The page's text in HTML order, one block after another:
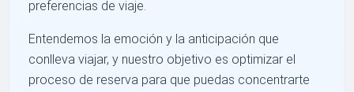
preferencias de viaje.
Entendemos la emoción y la anticipación que
conlleva viajar, y nuestro objetivo es optimizar el
proceso de reserva para que puedas concentrarte